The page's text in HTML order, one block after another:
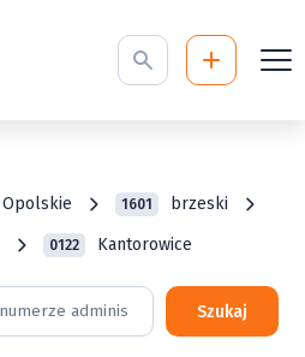
Opolskie 1601 brzeski
0122 Kantorowice
Szukaj